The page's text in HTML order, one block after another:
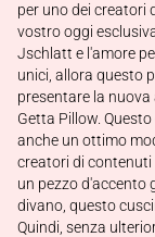
per uno dei creatori
vostro oggi
Jschlatt e l'amore
unici, allora questo
presentare la
Getta Pillow.
anche un ottimo
creatori di contenuti
un pezzo d'accento
divano, questo
Quindi, senza